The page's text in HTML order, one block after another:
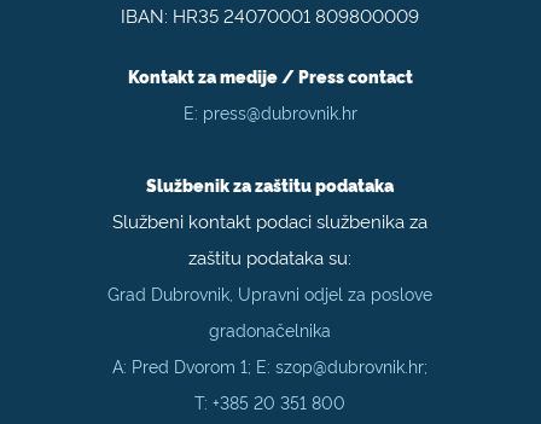
IBAN: HR35 24070001 809800009
Kontakt za medije / Press contact
E: press@dubrovnik.hr
Službenik za zaštitu podataka
Službeni kontakt podaci službenika za
zaštitu podataka su:
Grad Dubrovnik, Upravni odjel za poslove
gradonačelnika
A: Pred Dvorom 1; E: szop@dubrovnik.hr;
T:+385 20 351 800